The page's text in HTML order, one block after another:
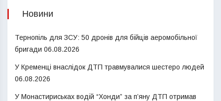
Новини
Тернопіль для ЗСУ: 50 дронів для бійців аеромобільної
бригади 06.08.2026
У Кременці внаслідок ДТП травмувалися шестеро людей
06.08.2026
У Монастириськах водій “Хонди” за п’яну ДТП отримав